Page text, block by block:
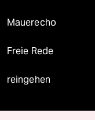
Mauerecho
Freie Rede
reingehen